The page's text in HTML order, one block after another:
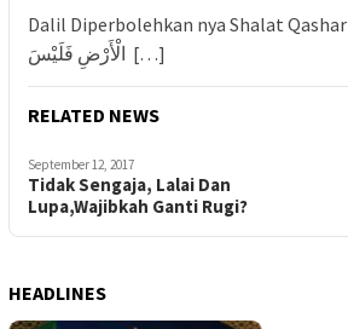
Dalil Diperbolehkan nya Shalat Qashar وَإِذَا ضَرَبْتُمْ فِي
الْأَرْضِ فَلَيْسَ […]
RELATED NEWS
September 12, 2017
Tidak Sengaja, Lalai Dan
Lupa,Wajibkah Ganti Rugi?
HEADLINES